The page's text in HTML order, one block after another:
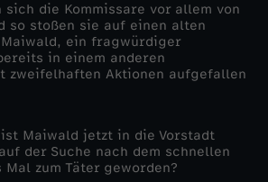
die Kommissare vor allem von
so stoßen sie auf einen alten
Maiwald, ein fragwürdiger
in einem anderen
zweifelhaften Aktionen aufgefallen
Maiwald jetzt in die Vorstadt
der Suche nach dem schnellen
zum Täter geworden?